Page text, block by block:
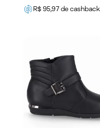
R$95,97de cashback